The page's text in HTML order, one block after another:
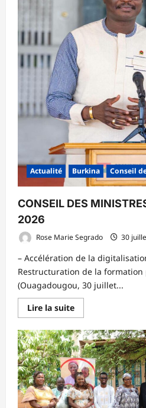
Actualité Burkina Conseil
CONSEIL DES
2026
Rose Marie Segrado 30
– Accélération de la
Restructuration de la
(Ouagadougou, 30 juillet...
Lire la suiteEn
savoir
sur
CONSEIL
DES
MINISTRES
DU
30
JUILLET
2026